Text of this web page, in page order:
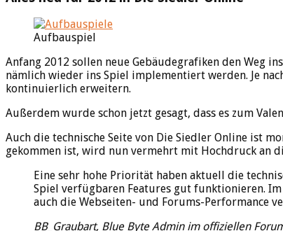
Aufbauspiel
Anfang 2012 sollen neue Gebäudegrafiken den Weg
nämlich wieder ins Spiel implementiert werden. Je
kontinuierlich erweitern.
Außerdem wurde schon jetzt gesagt, dass es zum
Auch die technische Seite von Die Siedler Online ist
gekommen ist, wird nun vermehrt mit Hochdruck an
Eine sehr hohe Priorität haben aktuell die
Spiel verfügbaren Features gut funktionieren.
auch die Webseiten- und Forums-Performance
BB_Graubart, Blue Byte Admin im offiziellen